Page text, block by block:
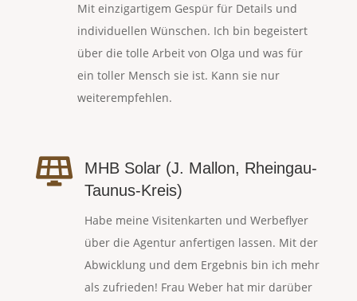
Mit einzigartigem Gespür für Details und
individuellen Wünschen. Ich bin begeistert
über die tolle Arbeit von Olga und was für
ein toller Mensch sie ist. Kann sie nur
weiterempfehlen.

MHB Solar (J. Mallon, Rheingau-
Taunus-Kreis)
Habe meine Visitenkarten und Werbeflyer
über die Agentur anfertigen lassen. Mit der
Abwicklung und dem Ergebnis bin ich mehr
als zufrieden! Frau Weber hat mir darüber